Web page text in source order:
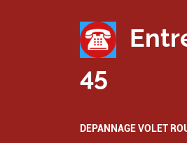
45
DEPANNAGE VOLET